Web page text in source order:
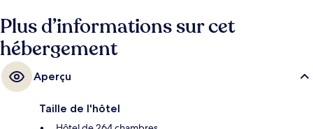
Plus d’informations sur cet
hébergement
Aperçu
Taille de l'hôtel